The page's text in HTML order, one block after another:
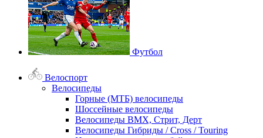
Футбол
Велоспорт
Велосипеды
Горные (МТБ) велосипеды
Шоссейные велосипеды
Велосипеды BMX, Стрит, Дерт
Велосипеды Гибриды / Cross / Touring